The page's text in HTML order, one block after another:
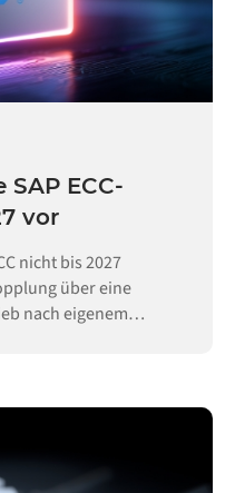
SAP ECC-
vor
nicht bis 2027
über eine
nach eigenem